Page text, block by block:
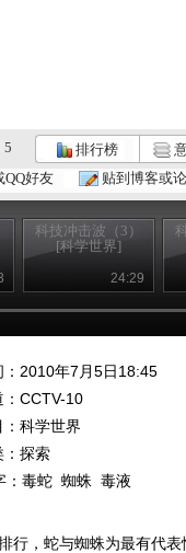
5 排行榜
QQ好友 贴到博客或
科技冲击波（3）
[科学世界]
24:29
：2010年7月5日18:45
CCTV-10
科学世界
：探索
毒蛇 蜘蛛 毒液
行，蛇与蜘蛛为最有代